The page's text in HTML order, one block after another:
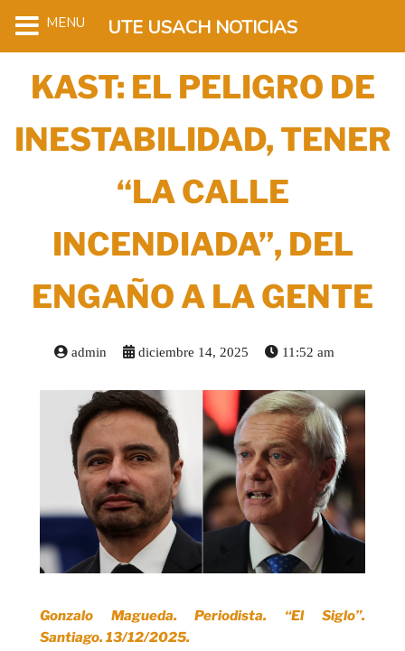
KAST: EL PELIGRO DE
INESTABILIDAD, TENER
“LA CALLE
INCENDIADA”, DEL
ENGAÑO A LA GENTE
admin diciembre 14, 2025 11:52 am
Gonzalo Magueda. Periodista. “El Siglo”.
Santiago. 13/12/2025.
MENU UTE USACH NOTICIAS